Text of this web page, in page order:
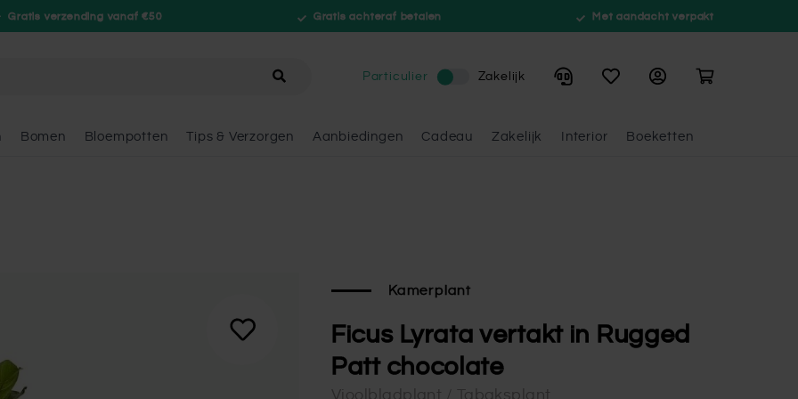
Gratis verzending vanaf €50 Gratis achteraf betalen Met aandacht verpakt
Bomen Bloempotten Tips & Verzorgen Aanbiedingen Cadeau Zakelijk Interior Boeketten
Particulier Zakelijk Winkelwagen
Kamerplant
Ficus Lyrata vertakt in Rugged
Patt chocolate
Vioolbladplant / Tabaksplant